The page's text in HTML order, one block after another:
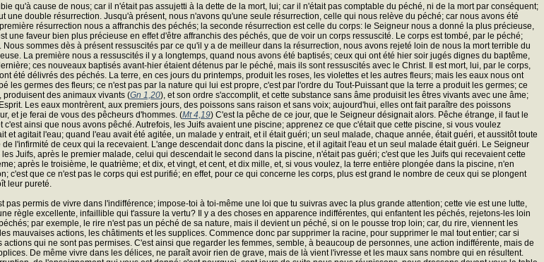
qu'à cause de nous; car il n'était pas assujetti à la dette de la mort, lui; car il n'était pas comptable du péché, ni de la mort par conséquent;
double résurrection. Jusqu'à présent, nous n'avons qu'une seule résurrection, celle qui nous relève du péché; car nous avons été
résurrection nous a affranchis des péchés; la seconde résurrection est celle du corps: le Seigneur nous a donné la plus précieuse,
faveur bien plus précieuse en effet d'être affranchis des péchés, que de voir un corps ressuscité. Le corps est tombé, par le péché;
sommes dès à présent ressuscités par ce qu'il y a de meilleur dans la résurrection, nous avons rejeté loin de nous la mort terrible du
La première nous a ressuscités il y a longtemps, quand nous avons été baptisés; ceux qui ont été hier soir jugés dignes du baptême,
ces nouveaux baptisés avant-hier étaient détenus par le péché, mais ils sont ressuscités avec le Christ. Il est mort, lui, par le corps,
été délivrés des péchés. La terre, en ces jours du printemps, produit les roses, les violettes et les autres fleurs; mais les eaux nous ont
germes des fleurs; ce n'est pas par la nature qui lui est propre, c'est par l'ordre du Tout-Puissant que la terre a produit les germes; ce
des animaux vivants (Gn 1,20), et son ordre s'accomplit, et cette substance sans âme produisit les êtres vivants avec une âme;
Les eaux montrèrent, aux premiers jours, des poissons sans raison et sans voix; aujourd'hui, elles ont fait paraître des poissons
et je ferai de vous des pêcheurs d'hommes. (Mt 4,19) C'est la pêche de ce jour, que le Seigneur désignait alors. Pêche étrange, il faut le
ainsi que nous avons pêché. Autrefois, les Juifs avaient une piscine; apprenez ce que c'était que cette piscine, si vous voulez
agitait l'eau; quand l'eau avait été agitée, un malade y entrait, et il était guéri; un seul malade, chaque année, était guéri, et aussitôt toute
l'infirmité de ceux qui la recevaient. L'ange descendait donc dans la piscine, et il agitait l'eau et un seul malade était guéri. Le Seigneur
Juifs, après le premier malade, celui qui descendait le second dans la piscine, n'était pas guéri; c'est que les Juifs qui recevaient cette
après le troisième, le quatrième; et dix, et vingt, et cent, et dix mille, et, si vous voulez, la terre entière plongée dans la piscine, n'en
que ce n'est pas le corps qui est purifié; en effet, pour ce qui concerne les corps, plus est grand le nombre de ceux qui se plongent
leur pureté.
permis de vivre dans l'indifférence; impose-toi à toi-même une loi que tu suivras avec la plus grande attention; cette vie est une lutte,
règle excellente, infaillible qui t'assure la vertu? Il y a des choses en apparence indifférentes, qui enfantent les péchés, rejetons-les loin
par exemple, le rire n'est pas un péché de sa nature, mais il devient un péché, si on le pousse trop loin; car, du rire, viennent les
actions, les châtiments et les supplices. Commence donc par supprimer la racine, pour supprimer le mal tout entier; car si
qui ne sont pas permises. C'est ainsi que regarder les femmes, semble, à beaucoup de personnes, une action indifférente, mais de
De même vivre dans les délices, ne paraît avoir rien de grave, mais de là vient l'ivresse et les maux sans nombre qui en résultent.